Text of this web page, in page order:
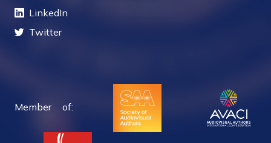
LinkedIn
Twitter
Member of: